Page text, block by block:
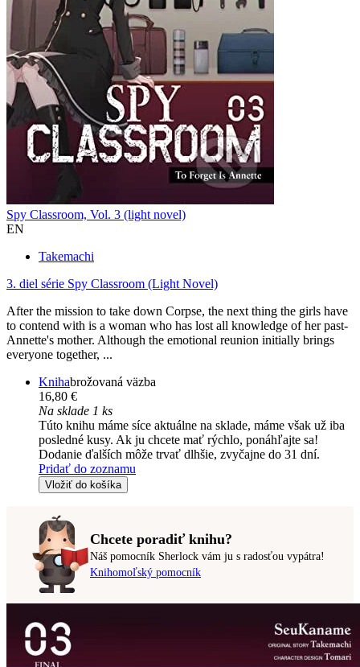
Spy Classroom, Vol. 3 (light novel)
EN
Takemachi
3. diel série Spy Classroom (Light Novel)
After the mission to take down Corpse, the next thing the girls have
to contend with is a woman who has lost all knowledge of her past-
Annette's mother. Although the emotional reunion initially brings
everyone together, ...
Knihabrožovaná väzba
16,80 €
Na sklade 1 ks
Túto knihu máme síce aktuálne na sklade, máme však už iba
posledné kusy. Ak ju chcete mať rýchlo, ponáhľajte sa!
Dodanie ďalších môže trvať dlhšie, zvyčajne do 31 dní.
Pridať do zoznamu
Vložiť do košíka
Chcete poradiť knihu?
Náš pomocník Sherlock vám ju s radosťou vypátra!
Knihomoľský pomocník